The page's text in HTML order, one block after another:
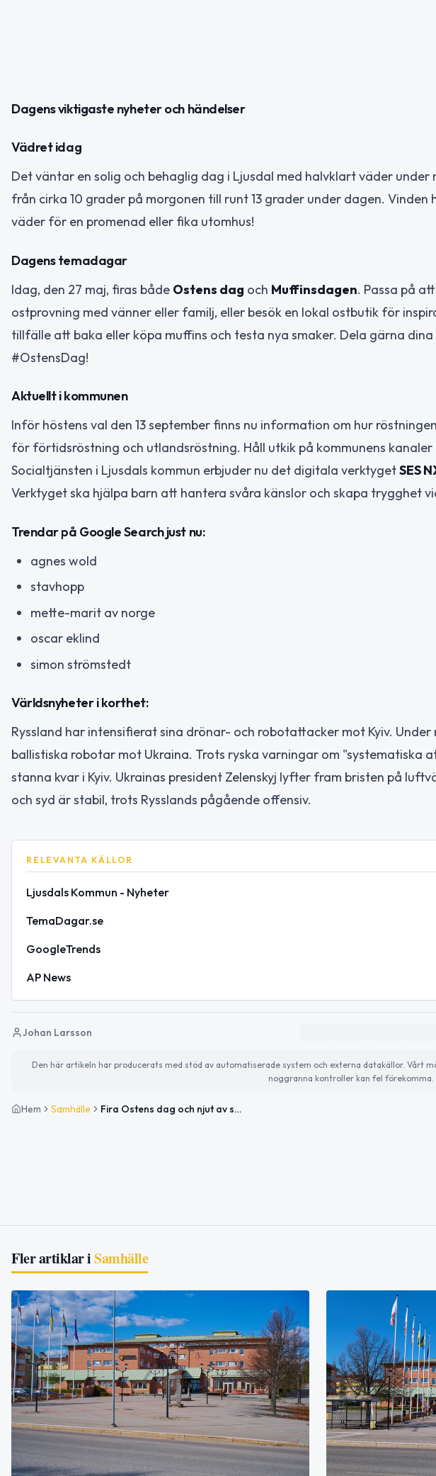
Dagens viktigaste nyheter och händelser
Vädret idag
Det väntar en solig och behaglig dag i Ljusdal med halvklart väder
från cirka 10 grader på morgonen till runt 13 grader under dagen.
väder för en promenad eller fika utomhus!
Dagens temadagar
Idag, den 27 maj, firas både Ostens dag och Muffinsdagen. Passa på
ostprovning med vänner eller familj, eller besök en lokal ostbutik för
tillfälle att baka eller köpa muffins och testa nya smaker. Dela gärna
#OstensDag!
Aktuellt i kommunen
Inför höstens val den 13 september finns nu information om hur
för förtidsröstning och utlandsröstning. Håll utkik på kommunens
Socialtjänsten i Ljusdals kommun erbjuder nu det digitala verktygetSES
Verktyget ska hjälpa barn att hantera svåra känslor och skapa trygghet
Trendar på Google Search just nu:
agnes wold
stavhopp
mette-marit av norge
oscar eklind
simon strömstedt
Världsnyheter i korthet:
Ryssland har intensifierat sina drönar- och robotattacker mot Kyiv.
ballistiska robotar mot Ukraina. Trots ryska varningar om "systematiska
stanna kvar i Kyiv. Ukrainas president Zelenskyj lyfter fram bristen på
och syd är stabil, trots Rysslands pågående offensiv.
RELEVANTA KÄLLOR
Ljusdals Kommun - Nyheter
TemaDagar.se
GoogleTrends
AP News
Johan Larsson
Den här artikeln har producerats med stöd av automatiserade system och externa datakällor. Vårt
noggranna kontroller kan fel förekomma.
Hem Samhälle Fira Ostens dag och njut av soligt väder
Fler artiklar iSamhälle